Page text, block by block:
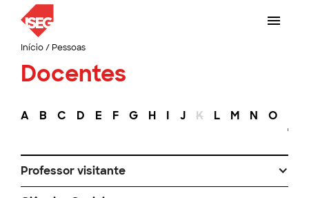
Início/ Pessoas
Docentes
A B C D E F G H I J K L M N O
Professor visitante